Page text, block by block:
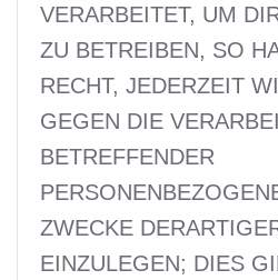
VERARBEITET, UM
ZU BETREIBEN, SO
RECHT, JEDERZEIT
GEGEN DIE
BETREFFENDER
ZWECKE
EINZULEGEN; DIES